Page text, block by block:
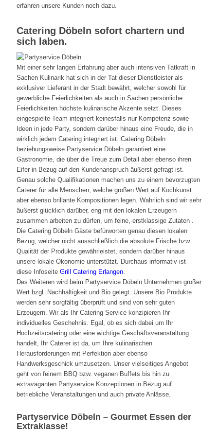
erfahren unsere Kunden noch dazu.
Catering Döbeln sofort chartern und
sich laben.
Mit einer sehr langen Erfahrung aber auch intensiven Tatkraft in
Sachen Kulinarik hat sich in der Tat dieser Dienstleister als
exklusiver Lieferant in der Stadt bewährt, welcher sowohl für
gewerbliche Feierlichkeiten als auch in Sachen persönliche
Feierlichkeiten höchste kulinarische Akzente setzt. Dieses
eingespielte Team integriert keinesfalls nur Kompetenz sowie
Ideen in jede Party, sondern darüber hinaus eine Freude, die in
wirklich jedem Catering integriert ist. Catering Döbeln
beziehungsweise Partyservice Döbeln garantiert eine
Gastronomie, die über die Treue zum Detail aber ebenso ihren
Eifer in Bezug auf den Kundenanspruch äußerst gefragt ist.
Genau solche Qualifikationen machen uns zu einem bevorzugten
Caterer für alle Menschen, welche großen Wert auf Kochkunst
aber ebenso brillante Kompositionen legen. Wahrlich sind wir sehr
äußerst glücklich darüber, eng mit den lokalen Erzeugern
zusammen arbeiten zu dürfen, um feine, erstklassige Zutaten .
Die Catering Döbeln Gäste befürworten genau diesen lokalen
Bezug, welcher nicht ausschließlich die absolute Frische bzw.
Qualität der Produkte gewährleistet, sondern darüber hinaus
unsere lokale Ökonomie unterstützt. Durchaus informativ ist
diese Infoseite Grill Catering Erlangen.
Des Weiteren wird beim Partyservice Döbeln Unternehmen großer
Wert bzgl. Nachhaltigkeit und Bio gelegt. Unsere Bio Produkte
werden sehr sorgfältig überprüft und sind von sehr guten
Erzeugern. Wir als Ihr Catering Service konzipieren Ihr
individuelles Geschehnis. Egal, ob es sich dabei um Ihr
Hochzeitscatering oder eine wichtige Geschäftsveranstaltung
handelt, Ihr Caterer ist da, um Ihre kulinarischen
Herausforderungen mit Perfektion aber ebenso
Handwerksgeschick umzusetzen. Unser vielseitiges Angebot
geht von feinem BBQ bzw. veganen Buffets bis hin zu
extravaganten Partyservice Konzeptionen in Bezug auf
betriebliche Veranstaltungen und auch private Anlässe.
Partyservice Döbeln – Gourmet Essen der
Extraklasse!